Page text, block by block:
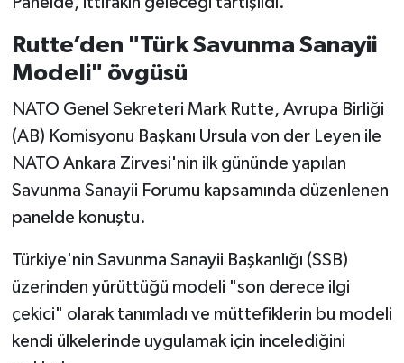
Rutte’den "Türk Savunma Sanayii
Modeli" övgüsü
NATO Genel Sekreteri Mark Rutte, Avrupa Birliği
(AB) Komisyonu Başkanı Ursula von der Leyen ile
NATO Ankara Zirvesi'nin ilk gününde yapılan
Savunma Sanayii Forumu kapsamında düzenlenen
panelde konuştu.
Türkiye'nin Savunma Sanayii Başkanlığı (SSB)
üzerinden yürüttüğü modeli "son derece ilgi
çekici" olarak tanımladı ve müttefiklerin bu modeli
kendi ülkelerinde uygulamak için incelediğini